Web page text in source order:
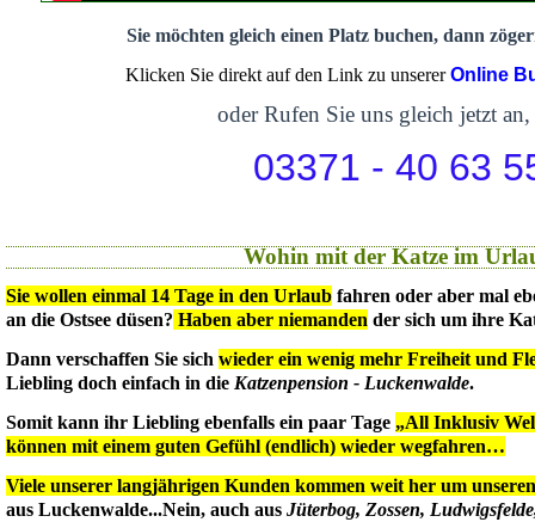
Sie möchten gleich einen Platz buchen, dann
Klicken Sie direkt auf den Link zu unsererOnline
oder Rufen Sie uns gleich jetzt an,
03371 - 40 63
Wohin mit der Katze im
Sie wollen einmal 14 Tage in den Urlaub fahren oder aber mal
an die Ostsee düsen? Haben aber niemanden der sich um ihre
Dann verschaffen Sie sich wieder ein wenig mehr Freiheit und
Liebling doch einfach in die Katzenpension - Luckenwalde.
Somit kann ihr Liebling ebenfalls ein paar Tage „All Inklusiv
können mit einem guten Gefühl (endlich) wieder wegfahren…
Viele unserer langjährigen Kunden kommen weit her um
aus Luckenwalde...Nein, auch aus Jüterbog, Zossen,